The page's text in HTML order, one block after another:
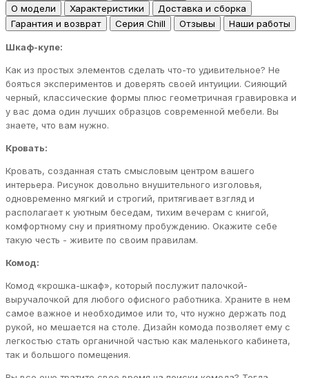
О модели
Характеристики
Доставка и сборка
Гарантия и возврат
Серия Chill Отзывы Наши работы
Шкаф-купе:
Как из простых элементов сделать что-то удивительное? Не
бояться экспериментов и доверять своей интуиции. Сияющий
черный, классические формы плюс геометричная гравировка и
у вас дома один лучших образцов современной мебели. Вы
знаете, что вам нужно.
Кровать:
Кровать, созданная стать смысловым центром вашего
интерьера. Рисунок довольно внушительного изголовья,
одновременно мягкий и строгий, притягивает взгляд и
располагает к уютным беседам, тихим вечерам с книгой,
комфортному сну и приятному пробуждению. Окажите себе
такую честь - живите по своим правилам.
Комод:
Комод «крошка-шкаф», который послужит палочкой-
выручалочкой для любого офисного работника. Храните в нем
самое важное и необходимое или то, что нужно держать под
рукой, но мешается на столе. Дизайн комода позволяет ему с
легкостью стать органичной частью как маленького кабинета,
так и большого помещения.